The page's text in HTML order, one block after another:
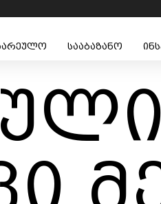
სააბაზანო